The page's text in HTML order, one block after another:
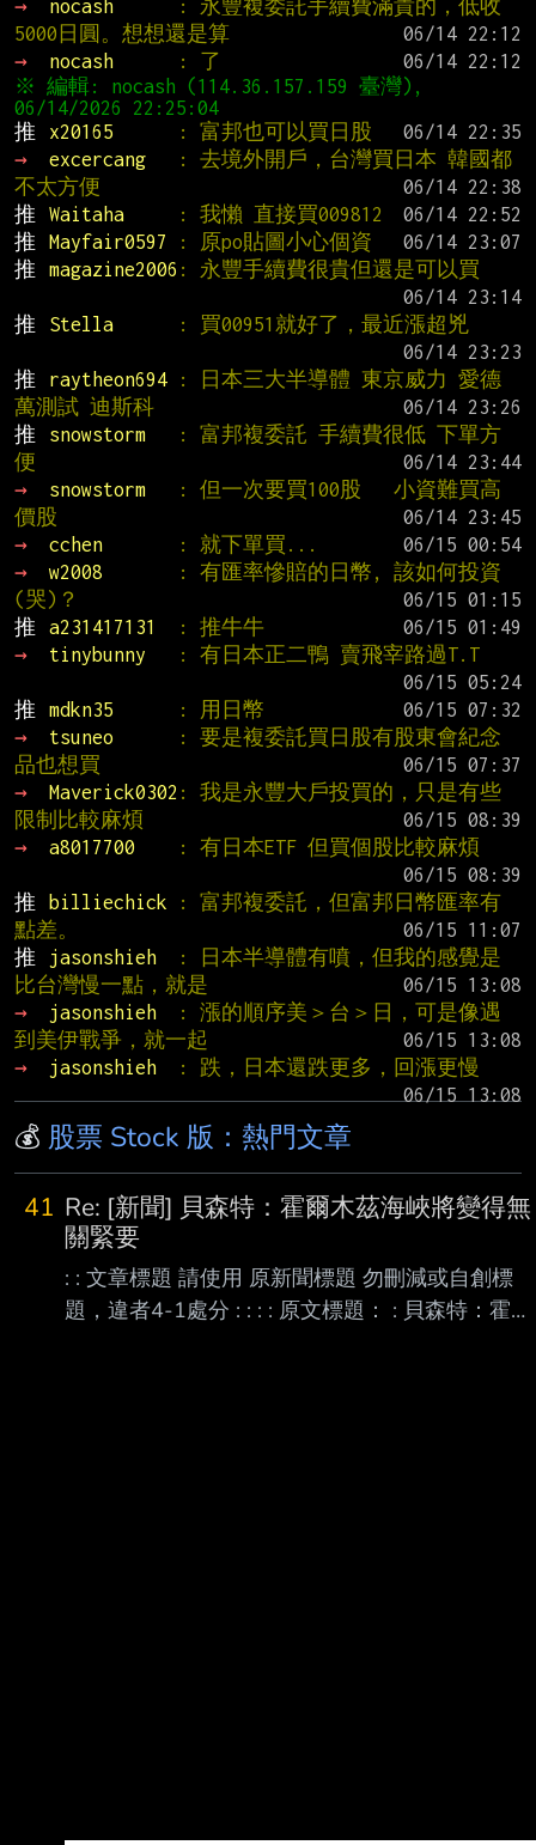
→ nocash
: 永豐複委託手續費滿貴的，低收
5000日圓。想想還是算
→
nocash : 了
※ 編輯: nocash (114.36.157.159 臺灣),
推
x20165 : 富邦也可以買日股
→
excercang
: 去境外開戶，台灣買日本 韓國都
不太方便
推
Waitaha : 我懶 直接買009812
推
Mayfair0597 : 原po貼圖小心個資
推
magazine2006 : 永豐手續費很貴但還是可以買
推
Stella
: 買00951就好了，最近漲超兇
推
raytheon694
: 日本三大半導體 東京威力 愛德
萬測試 迪斯科
推
snowstorm
: 富邦複委託 手續費很低 下單方
便
→
snowstorm
: 但一次要買100股   小資難買高
價股
→
cchen : 就下單買...
→
w2008
: 有匯率慘賠的日幣, 該如何投資
(哭)？
推
a231417131 : 推牛牛
→
tinybunny
: 有日本正二鴨 賣飛宰路過T.T
推
mdkn35 : 用日幣
→
tsuneo
: 要是複委託買日股有股東會紀念
品也想買
→
Maverick0302 : 我是永豐大戶投買的，只是有些
限制比較麻煩
→
a8017700
: 有日本ETF 但買個股比較麻煩
推
billiechick
: 富邦複委託，但富邦日幣匯率有
點差。
推
jasonshieh
: 日本半導體有噴，但我的感覺是
比台灣慢一點，就是
→
jasonshieh
: 漲的順序美＞台＞日，可是像遇
到美伊戰爭，就一起
→
jasonshieh
: 跌，日本還跌更多，回漲更慢
💰 股票 Stock 版：熱門文章
41 Re: [新聞] 貝森特：霍爾木茲海峽將變得無
關緊要
: : 文章標題 請使用 原新聞標題 勿刪減或自創標
題，違者4-1處分 : : : : 原文標題： : 貝森特：霍爾